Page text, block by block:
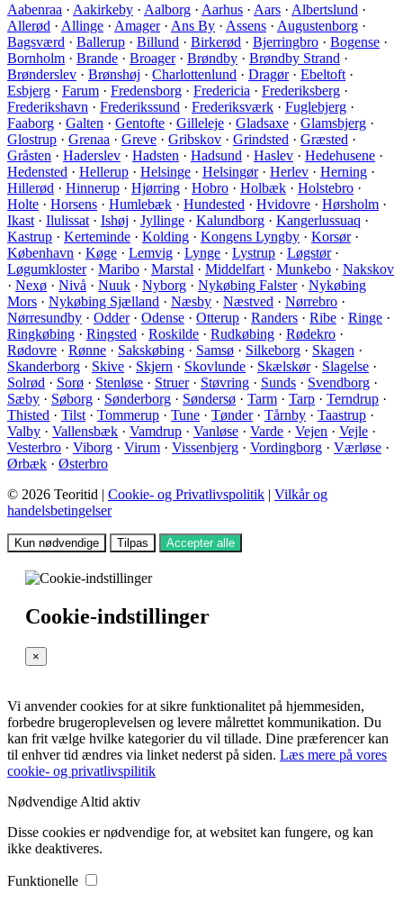
Aabenraa · Aakirkeby · Aalborg · Aarhus · Aars · Albertslund ·
Allerød · Allinge · Amager· Ans By · Assens · Augustenborg ·
Bagsværd · Ballerup · Billund · Birkerød · Bjerringbro · Bogense ·
Bornholm · Brande · Broager· Brøndby · Brøndby Strand ·
Brønderslev · Brønshøj · Charlottenlund · Dragør· Ebeltoft ·
Esbjerg · Farum · Fredensborg · Fredericia · Frederiksberg ·
Frederikshavn · Frederikssund · Frederiksværk · Fuglebjerg ·
Faaborg · Galten · Gentofte · Gilleleje · Gladsaxe · Glamsbjerg ·
Glostrup · Grenaa · Greve · Gribskov · Grindsted · Græsted ·
Gråsten · Haderslev · Hadsten · Hadsund · Haslev · Hedehusene ·
Hedensted · Hellerup · Helsinge · Helsingør· Herlev · Herning ·
Hillerød · Hinnerup · Hjørring · Hobro · Holbæk · Holstebro ·
Holte · Horsens · Humlebæk · Hundested · Hvidovre · Hørsholm ·
Ikast · Ilulissat · Ishøj · Jyllinge · Kalundborg · Kangerlussuaq ·
Kastrup · Kerteminde · Kolding · Kongens Lyngby · Korsør·
København · Køge · Lemvig · Lynge · Lystrup · Løgstør·
Løgumkloster· Maribo · Marstal · Middelfart · Munkebo · Nakskov
· Nexø · Nivå · Nuuk · Nyborg · Nykøbing Falster· Nykøbing
Mors · Nykøbing Sjælland · Næsby · Næstved · Nørrebro ·
Nørresundby · Odder· Odense · Otterup · Randers · Ribe · Ringe ·
Ringkøbing · Ringsted · Roskilde · Rudkøbing · Rødekro ·
Rødovre · Rønne · Sakskøbing · Samsø · Silkeborg · Skagen ·
Skanderborg · Skive · Skjern · Skovlunde · Skælskør· Slagelse ·
Solrød · Sorø · Stenløse · Struer· Støvring · Sunds · Svendborg ·
Sæby · Søborg · Sønderborg · Søndersø · Tarm · Tarp · Terndrup ·
Thisted · Tilst · Tommerup · Tune · Tønder· Tårnby · Taastrup ·
Valby · Vallensbæk · Vamdrup · Vanløse · Varde · Vejen · Vejle ·
Vesterbro · Viborg · Virum · Vissenbjerg · Vordingborg · Værløse ·
Ørbæk · Østerbro
© 2026 Teoritid | Cookie- og Privatlivspolitik | Vilkår og
handelsbetingelser
Kun nødvendige Tilpas Accepter alle
Cookie-indstillinger
×
Vi anvender cookies for at sikre funktionalitet på hjemmesiden,
forbedre brugeroplevelsen og levere målrettet kommunikation. Du
kan frit vælge hvilke kategorier du vil tillade. Dine præferencer kan
til enhver tid ændres via linket nederst på siden. Læs mere på vores
cookie- og privatlivspilitik
Nødvendige Altid aktiv
Disse cookies er nødvendige for, at websitet kan fungere, og kan
ikke deaktiveres.
Funktionelle